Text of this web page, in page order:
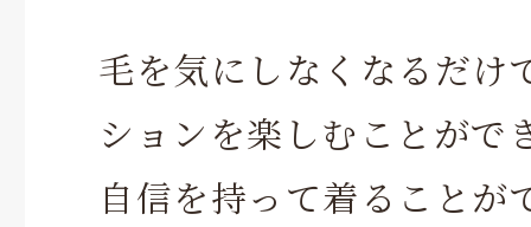
毛を気にしなくなるだけ
ションを楽しむことがで
自信を持って着ることが